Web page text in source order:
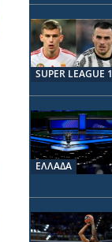
SUPER LEAGUE 1
ΕΛΛΑΔΑ